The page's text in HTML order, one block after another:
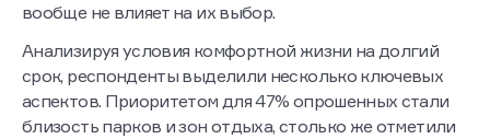
вообще не влияет на их выбор.
Анализируя условия комфортной жизни на долгий
срок, респонденты выделили несколько ключевых
аспектов. Приоритетом для 47% опрошенных стали
близость парков и зон отдыха, столько же отметили